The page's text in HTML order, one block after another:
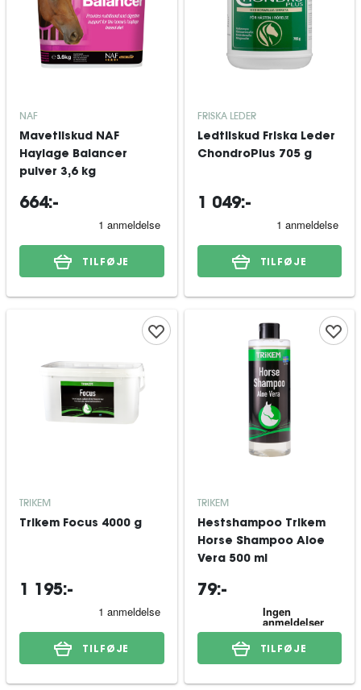
NAF
Mavetilskud NAF
Haylage Balancer
pulver 3,6 kg
664:-
TILFØJE
FRISKA LEDER
Ledtilskud Friska Leder
ChondroPlus 705 g
1 049:-
TILFØJE
TRIKEM
Trikem Focus 4000 g
1 195:-
TILFØJE
TRIKEM
Hestshampoo Trikem
Horse Shampoo Aloe
Vera 500 ml
79:-
TILFØJE